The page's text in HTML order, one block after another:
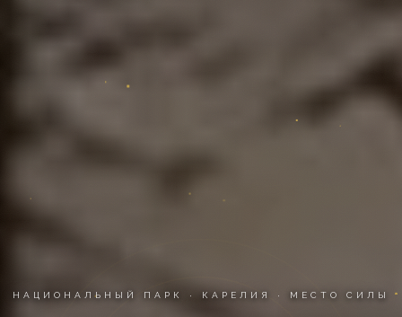
НАЦИОНАЛЬНЫЙ ПАРК · КАРЕЛИЯ · МЕСТО СИЛЫ